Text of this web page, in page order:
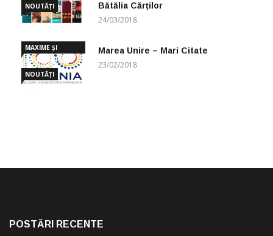
NOUTĂȚI
Bătălia Cărților
24/03/2018
MAXIME ȘI
CUGETĂRI
NOUTĂȚI
Marea Unire – Mari Citate
23/02/2018
POSTĂRI RECENTE